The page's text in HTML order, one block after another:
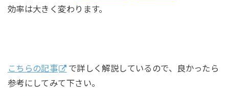
効率は大きく変わります。
こちらの記事
で詳しく解説しているので、良かったら
参考にしてみて下さい。